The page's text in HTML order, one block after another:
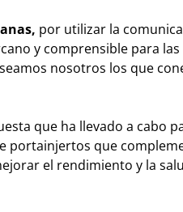
por utilizar la
y comprensible para
nosotros los que
que ha llevado a cabo
portainjertos que
el rendimiento y la